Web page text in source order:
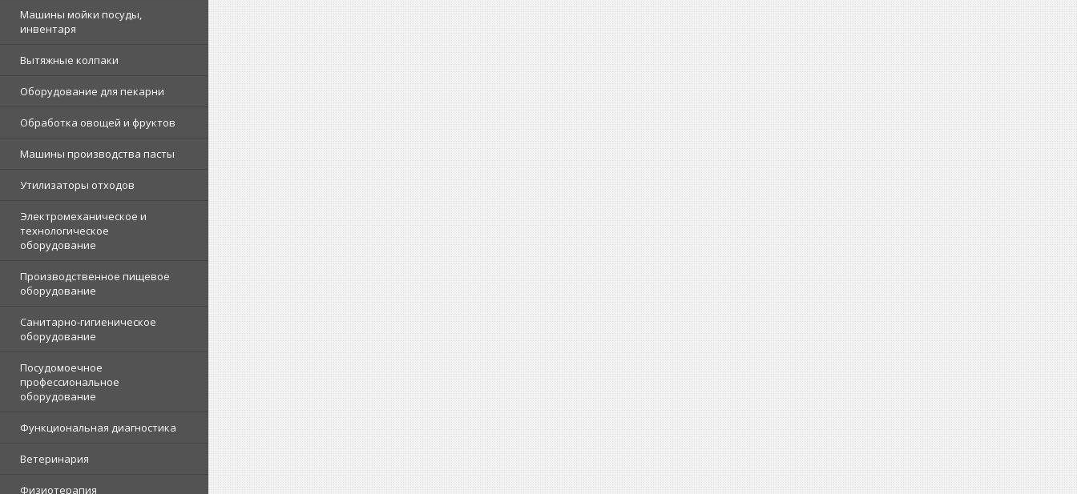
Машины мойки посуды,
инвентаря
Вытяжные колпаки
Оборудование для пекарни
Обработка овощей и фруктов
Машины производства пасты
Утилизаторы отходов
Электромеханическое и
технологическое
оборудование
Производственное пищевое
оборудование
Санитарно-гигиеническое
оборудование
Посудомоечное
профессиональное
оборудование
Функциональная диагностика
Ветеринария
Физиотерапия